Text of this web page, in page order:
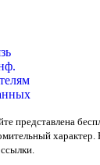
представлена